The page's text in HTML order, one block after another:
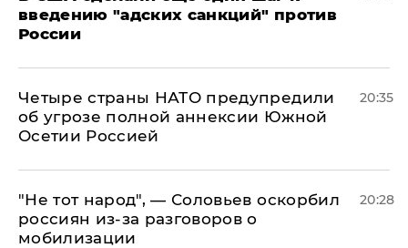
введению "адских санкций" против
России
Четыре страны НАТО предупредили
об угрозе полной аннексии Южной
Осетии Россией
20:35
​"Не тот народ", — Соловьев оскорбил
россиян из-за разговоров о
мобилизации
20:28